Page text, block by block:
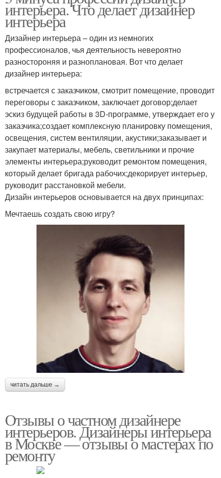
интерьера. Что делает дизайнер
интерьера
Дизайнер интерьера – один из немногих
профессионалов, чья деятельность невероятно
разностороняя и разноплановая. Вот что делает
дизайнер интерьера:
встречается с заказчиком, смотрит помещение, проводит
переговоры с заказчиком, заключает договор;делает
эскиз будущей работы в 3D-программе, утверждает его у
заказчика;создает комплексную планировку помещения,
освещения, систем вентиляции, акустики;заказывает и
закупает материалы, мебель, светильники и прочие
элементы интерьера;руководит ремонтом помещения,
который делает бригада рабочих;декорирует интерьер,
руководит расстановкой мебели.
Дизайн интерьеров основывается на двух принципах:
Мечтаешь создать свою игру?
читать дальше →
Отзывы о частном дизайнере
интерьеров. Дизайнеры интерьера
в Москве — отзывы о мастерах по
ремонту